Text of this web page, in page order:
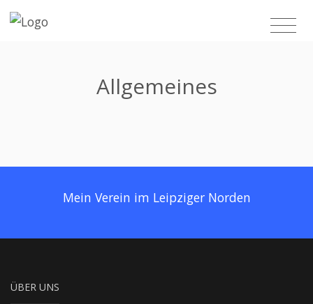
Allgemeines
Mein Verein im Leipziger Norden
ÜBER UNS